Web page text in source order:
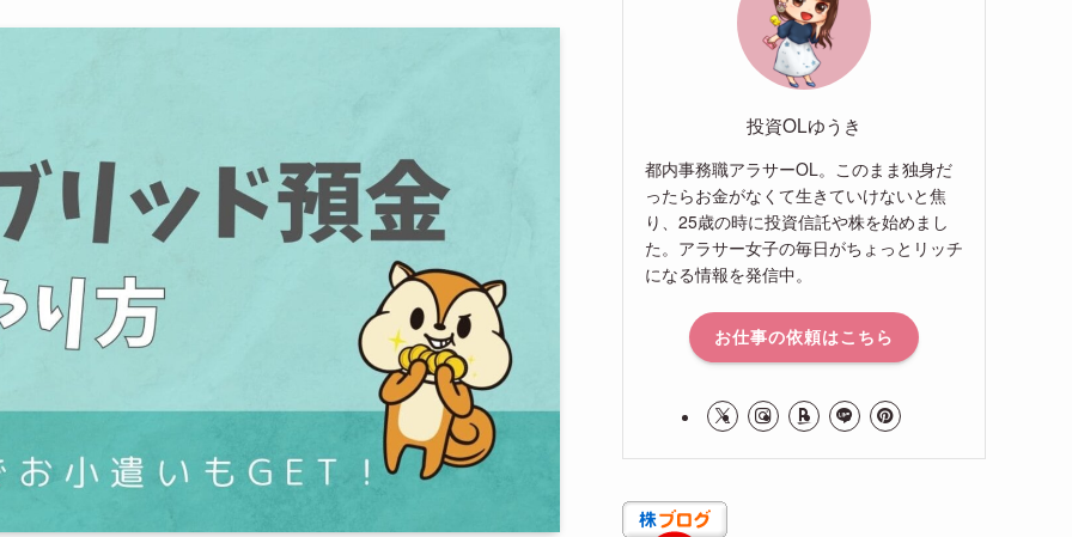
投資OLゆうき
都内事務職アラサーOL。このまま独身だ
ったらお金がなくて生きていけないと焦
り、25歳の時に投資信託や株を始めまし
た。アラサー女子の毎日がちょっとリッチ
になる情報を発信中。
お仕事の依頼はこちら